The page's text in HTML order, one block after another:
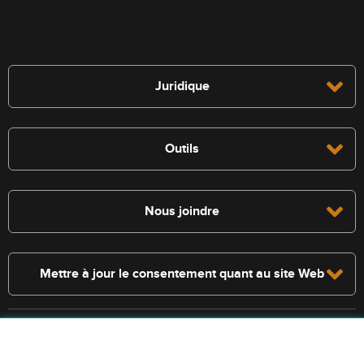
Juridique
Outils
Nous joindre
Mettre à jour le consentement quant au site Web